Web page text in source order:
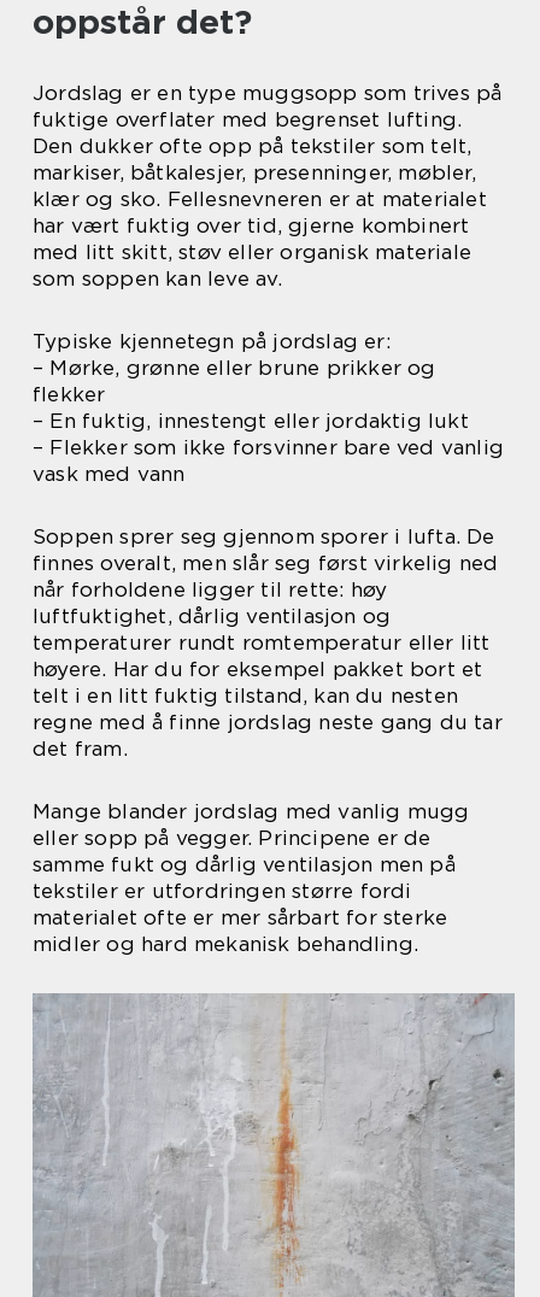
oppstår det?
Jordslag er en type muggsopp som trives på
fuktige overflater med begrenset lufting.
Den dukker ofte opp på tekstiler som telt,
markiser, båtkalesjer, presenninger, møbler,
klær og sko. Fellesnevneren er at materialet
har vært fuktig over tid, gjerne kombinert
med litt skitt, støv eller organisk materiale
som soppen kan leve av.
Typiske kjennetegn på jordslag er:
– Mørke, grønne eller brune prikker og
flekker
– En fuktig, innestengt eller jordaktig lukt
– Flekker som ikke forsvinner bare ved vanlig
vask med vann
Soppen sprer seg gjennom sporer i lufta. De
finnes overalt, men slår seg først virkelig ned
når forholdene ligger til rette: høy
luftfuktighet, dårlig ventilasjon og
temperaturer rundt romtemperatur eller litt
høyere. Har du for eksempel pakket bort et
telt i en litt fuktig tilstand, kan du nesten
regne med å finne jordslag neste gang du tar
det fram.
Mange blander jordslag med vanlig mugg
eller sopp på vegger. Principene er de
samme fukt og dårlig ventilasjon men på
tekstiler er utfordringen større fordi
materialet ofte er mer sårbart for sterke
midler og hard mekanisk behandling.